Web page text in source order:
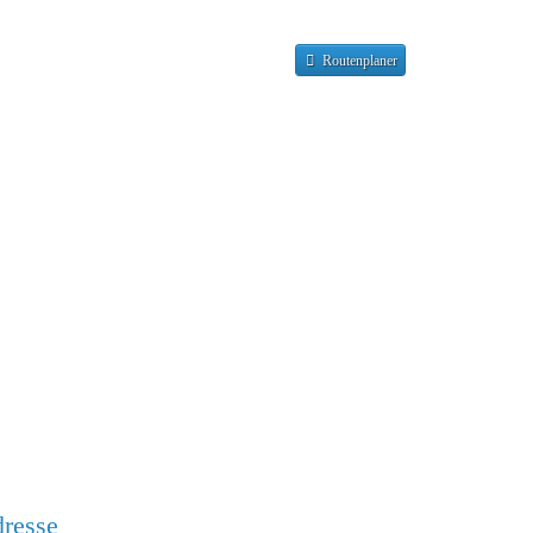
Routenplaner